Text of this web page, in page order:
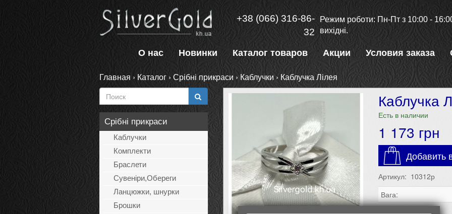
+38 (066) 316-86-
32
Режим роботи: Пн-Пт з 10:00 -
вихідні.
О нас Новинки Каталог товаров Акции Условия заказа
Главная › Каталог › Срібні прикраси ›Каблучки› Каблучка Лілея
Срібні прикраси
Каблучки
Комплекти
Браслети
Сувеніри,Обереги
Ланцюжки, шнурки
Брошки
Каблучка
Есть в наличии
1 173 грн
Добавить
Артикул: 10312р
Вага: